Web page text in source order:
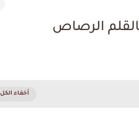
الرصاص